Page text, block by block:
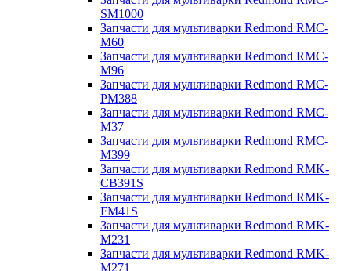
SM1000
Запчасти для мультиварки Redmond RMC-
M60
Запчасти для мультиварки Redmond RMC-
M96
Запчасти для мультиварки Redmond RMC-
PM388
Запчасти для мультиварки Redmond RMC-
M37
Запчасти для мультиварки Redmond RMC-
M399
Запчасти для мультиварки Redmond RMK-
CB391S
Запчасти для мультиварки Redmond RMK-
FM41S
Запчасти для мультиварки Redmond RMK-
M231
Запчасти для мультиварки Redmond RMK-
M271